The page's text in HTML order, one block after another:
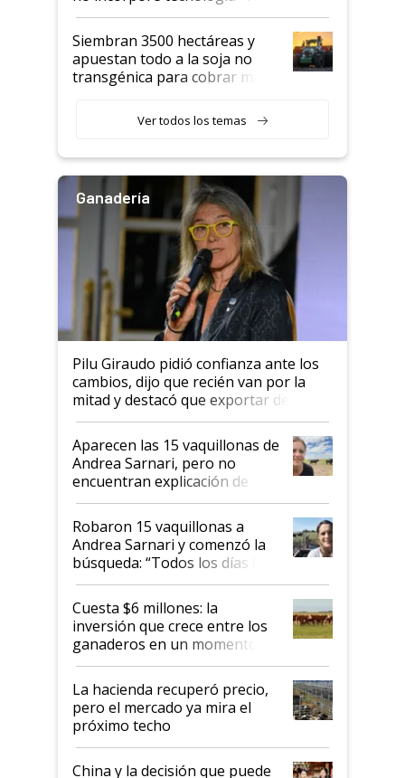
perder el tren"
Siembran 3500 hectáreas y
apuestan todo a la soja no
transgénica para cobrar más
Ver todos los temas
Ganadería
Pilu Giraudo pidió confianza ante los
cambios, dijo que recién van por la
mitad y destacó que exportar dejó de
ser "para unos pocos": "Tenemos un
mandato muy claro del gobierno
nacional"
Aparecen las 15 vaquillonas de
Andrea Sarnari, pero no
encuentran explicación de
cómo llegaron allí
Robaron 15 vaquillonas a
Andrea Sarnari y comenzó la
búsqueda: “Todos los días le
toca a algún productor”
Cuesta $6 millones: la
inversión que crece entre los
ganaderos en un momento
histórico para la actividad
La hacienda recuperó precio,
pero el mercado ya mira el
próximo techo
China y la decisión que puede